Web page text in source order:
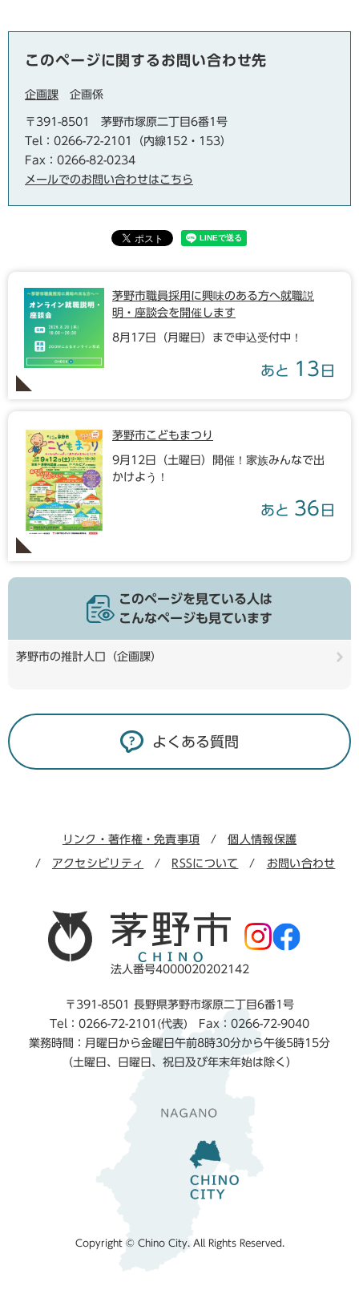
このページに関するお問い合わせ先
企画課 企画係
〒391-8501
茅野市塚原二丁目6番1号
Tel：0266-72-2101（内線152・153）
Fax：0266-82-0234
メールでのお問い合わせはこちら
茅野市職員採用に興味のある方へ就職説
明・座談会を開催します
8月17日（月曜日）まで申込受付中！
あと 13 日
茅野市こどもまつり
9月12日（土曜日）開催！家族みんなで出
かけよう！
あと 36 日
このページを見ている人は
こんなページも見ています
茅野市の推計人口（企画課）
よくある質問
リンク・著作権・免責事項 個人情報保護
アクセシビリティ RSSについて お問い合わせ
法人番号4000020202142
〒391-8501 長野県茅野市塚原二丁目6番1号
Tel：0266-72-2101(代表) Fax：0266-72-9040
業務時間：月曜日から金曜日午前8時30分から午後5時15分
（土曜日、日曜日、祝日及び年末年始は除く）
Copyright © Chino City. All Rights Reserved.